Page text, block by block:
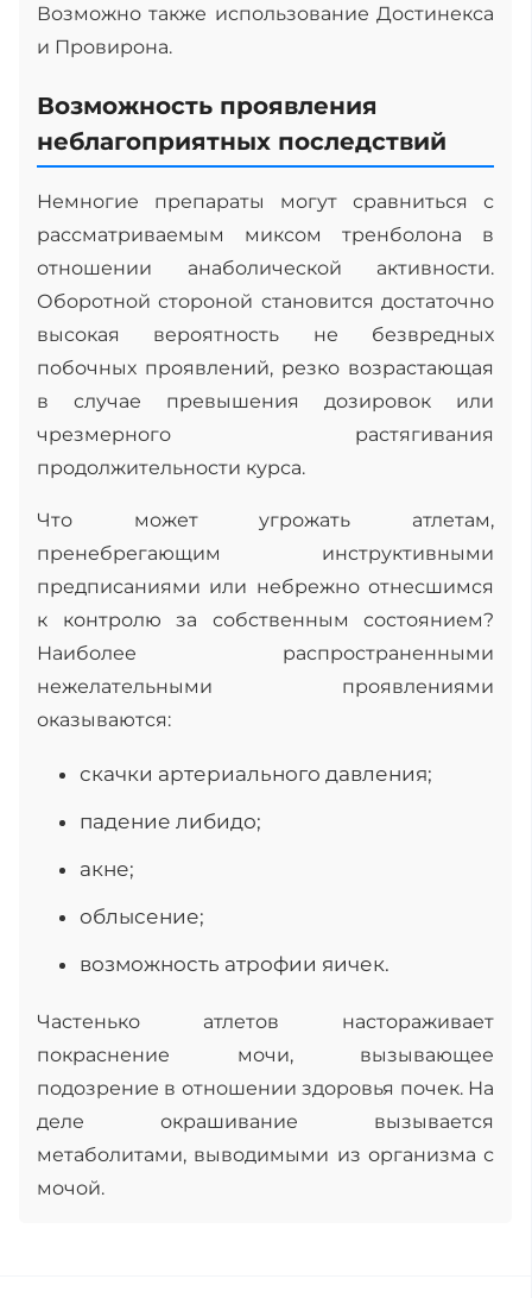
Возможно также использование Достинекса
и Провирона.
Возможность проявления
неблагоприятных последствий
Немногие препараты могут сравниться с
рассматриваемым миксом тренболона в
отношении анаболической активности.
Оборотной стороной становится достаточно
высокая вероятность не безвредных
побочных проявлений, резко возрастающая
в случае превышения дозировок или
чрезмерного растягивания
продолжительности курса.
Что может угрожать атлетам,
пренебрегающим инструктивными
предписаниями или небрежно отнесшимся
к контролю за собственным состоянием?
Наиболее распространенными
нежелательными проявлениями
оказываются:
скачки артериального давления;
падение либидо;
акне;
облысение;
возможность атрофии яичек.
Частенько атлетов настораживает
покраснение мочи, вызывающее
подозрение в отношении здоровья почек. На
деле окрашивание вызывается
метаболитами, выводимыми из организма с
мочой.